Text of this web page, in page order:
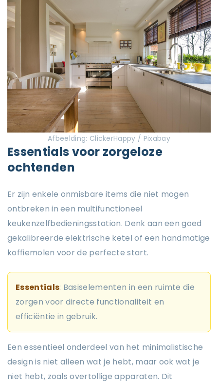
Afbeelding: ClickerHappy / Pixabay
Essentials voor zorgeloze
ochtenden
Er zijn enkele onmisbare items die niet mogen
ontbreken in een multifunctioneel
keukenzelfbedieningsstation. Denk aan een goed
gekalibreerde elektrische ketel of een handmatige
koffiemolen voor de perfecte start.
Essentials: Basiselementen in een ruimte die
zorgen voor directe functionaliteit en
efficiëntie in gebruik.
Een essentieel onderdeel van het minimalistische
design is niet alleen wat je hebt, maar ook wat je
niet hebt, zoals overtollige apparaten. Dit